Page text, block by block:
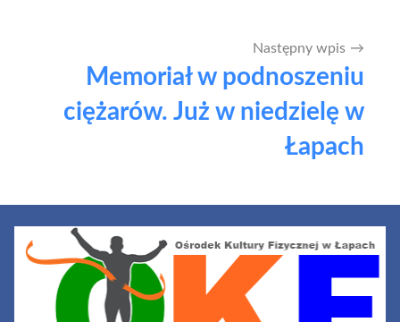
Następny wpis
Memoriał w podnoszeniu
ciężarów. Już w niedzielę w
Łapach